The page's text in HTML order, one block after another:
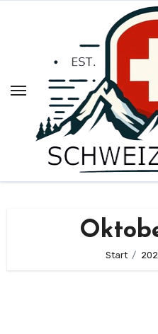
Start